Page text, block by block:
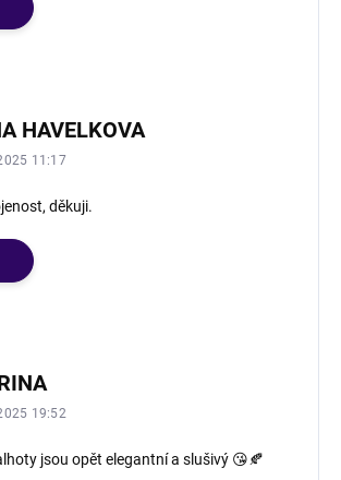
HAVELKOVA
11:17
děkuji.
19:52
jsou opět elegantní a slušivý 😘🍂